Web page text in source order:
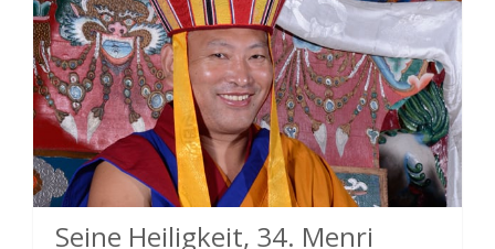
Seine Heiligkeit, 34. Menri